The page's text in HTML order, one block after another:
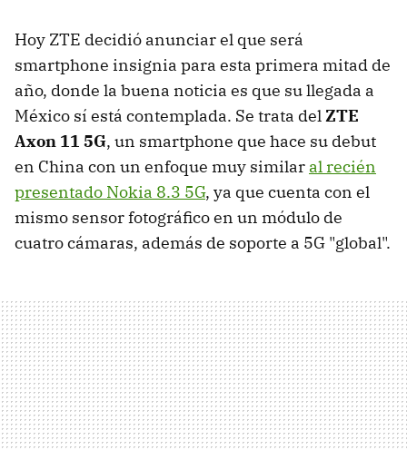
Hoy ZTE decidió anunciar el que será
smartphone insignia para esta primera mitad de
año, donde la buena noticia es que su llegada a
México sí está contemplada. Se trata delZTE
Axon 11 5G, un smartphone que hace su debut
en China con un enfoque muy similar al recién
presentado Nokia 8.3 5G, ya que cuenta con el
mismo sensor fotográfico en un módulo de
cuatro cámaras, además de soporte a 5G "global".